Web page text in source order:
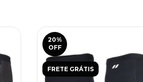
20%
OFF
FRETE GRÁTIS